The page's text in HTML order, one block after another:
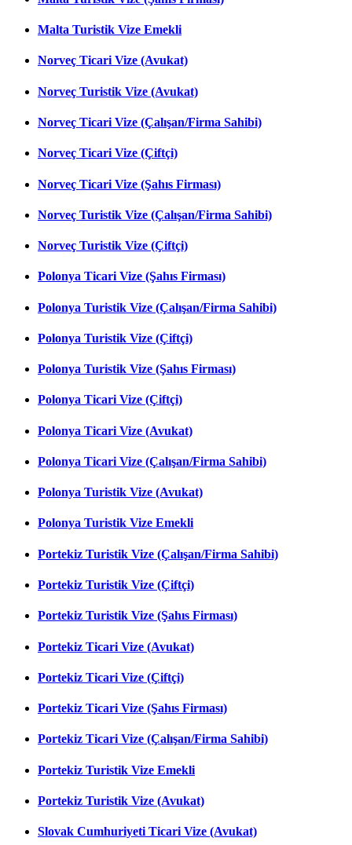
Malta Turistik Vize Emekli
Norveç Ticari Vize (Avukat)
Norveç Turistik Vize (Avukat)
Norveç Ticari Vize (Çalışan/Firma Sahibi)
Norveç Ticari Vize (Çiftçi)
Norveç Ticari Vize (Şahıs Firması)
Norveç Turistik Vize (Çalışan/Firma Sahibi)
Norveç Turistik Vize (Çiftçi)
Polonya Ticari Vize (Şahıs Firması)
Polonya Turistik Vize (Çalışan/Firma Sahibi)
Polonya Turistik Vize (Çiftçi)
Polonya Turistik Vize (Şahıs Firması)
Polonya Ticari Vize (Çiftçi)
Polonya Ticari Vize (Avukat)
Polonya Ticari Vize (Çalışan/Firma Sahibi)
Polonya Turistik Vize (Avukat)
Polonya Turistik Vize Emekli
Portekiz Turistik Vize (Çalışan/Firma Sahibi)
Portekiz Turistik Vize (Çiftçi)
Portekiz Turistik Vize (Şahıs Firması)
Portekiz Ticari Vize (Avukat)
Portekiz Ticari Vize (Çiftçi)
Portekiz Ticari Vize (Şahıs Firması)
Portekiz Ticari Vize (Çalışan/Firma Sahibi)
Portekiz Turistik Vize Emekli
Portekiz Turistik Vize (Avukat)
Slovak Cumhuriyeti Ticari Vize (Avukat)